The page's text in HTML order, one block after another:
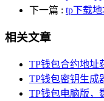
下一篇 : tp下载
相关文章
TP钱包合约地址
TP钱包密钥生成
TP钱包电脑版，